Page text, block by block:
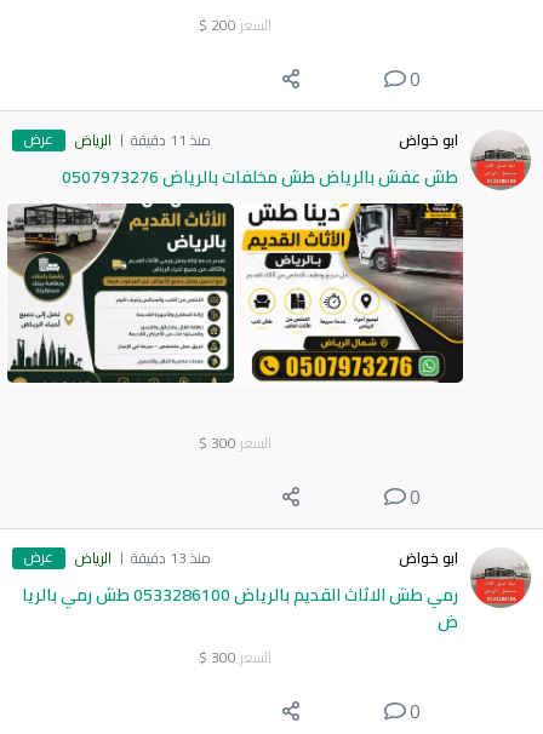
السعر 200
$
0
ابو خواض منذ 11 دقيقة الرياض عرض
طش عفش بالرياض طش مخلفات بالرياض 0507973276
السعر 300
$
0
ابو خواض منذ 13 دقيقة الرياض عرض
رمي طش الاثاث القديم بالرياض 0533286100 طش رمي بالريا
ض
السعر 300
$
0